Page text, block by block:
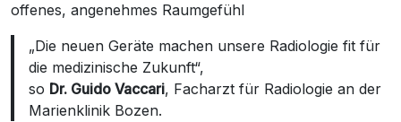
offenes, angenehmes Raumgefühl
„Die neuen Geräte machen unsere Radiologie fit für
die medizinische Zukunft“,
so Dr. Guido Vaccari, Facharzt für Radiologie an der
Marienklinik Bozen.